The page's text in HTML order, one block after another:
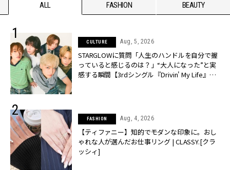
ALL FASHION BEAUTY
CULTURE Aug, 5, 2026
STARGLOWに質問「人生のハンドルを自分で握
っていると感じるのは？」“大️人になった”と実
感する瞬間【3rdシングル『Drivin' My Life』発
FASHION Aug, 4, 2026
【ティファニー】知的でモダンな印象に。おし
ゃれな人が選んだお仕事リング | CLASSY.[クラ
ッシィ]